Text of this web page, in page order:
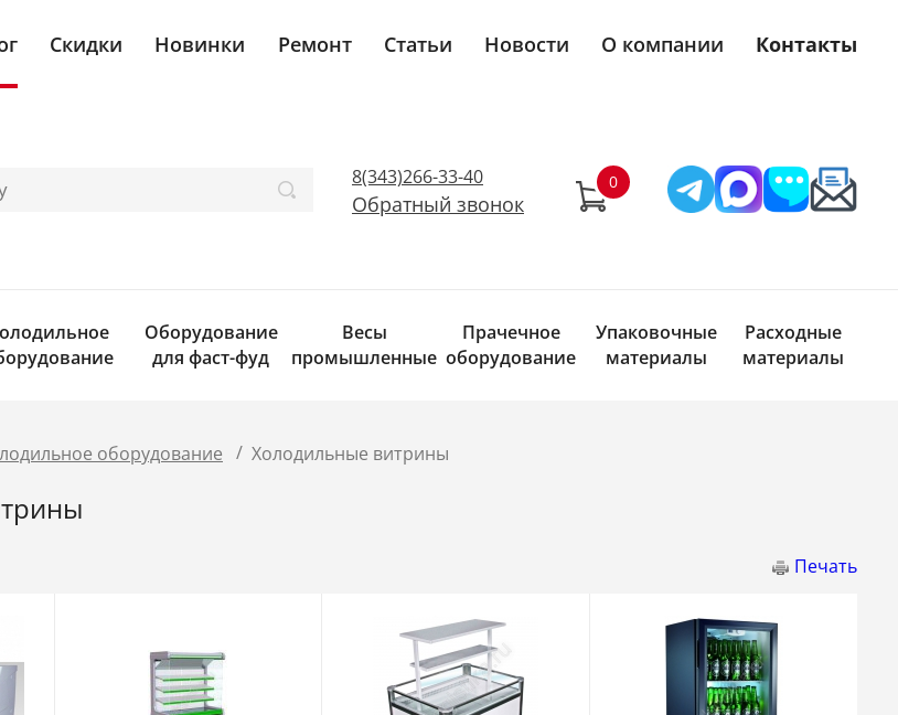
Скидки Новинки Ремонт Статьи Новости О компании Контакты
8(343)266-33-40
Обратный звонок
Оборудование
для фаст-фуд
Весы
промышленные
Прачечное
оборудование
Упаковочные
материалы
Расходные
материалы
оборудование / Холодильные витрины
Печать